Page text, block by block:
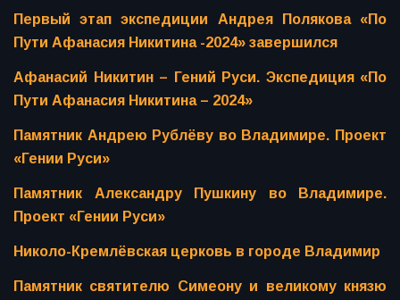
Первый этап экспедиции Андрея Полякова «По
Пути Афанасия Никитина -2024» завершился
Афанасий Никитин – Гений Руси. Экспедиция «По
Пути Афанасия Никитина – 2024»
Памятник Андрею Рублёву во Владимире. Проект
«Гении Руси»
Памятник Александру Пушкину во Владимире.
Проект «Гении Руси»
Николо-Кремлёвская церковь в городе Владимир
Памятник святителю Симеону и великому князю